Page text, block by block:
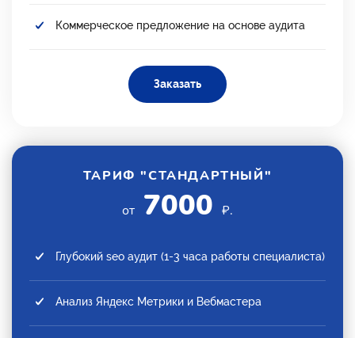
Коммерческое предложение на основе аудита
Заказать
ТАРИФ "СТАНДАРТНЫЙ"
от 7000 ₽.
Глубокий seo аудит (1-3 часа работы специалиста)
Анализ Яндекс Метрики и Вебмастера